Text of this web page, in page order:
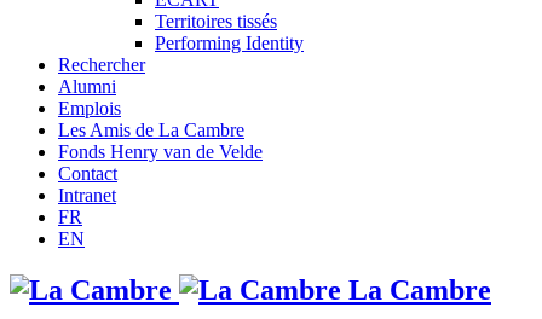
Territoires tissés
Performing Identity
Rechercher
Alumni
Emplois
Les Amis de La Cambre
Fonds Henry van de Velde
Contact
Intranet
FR
EN
La Cambre